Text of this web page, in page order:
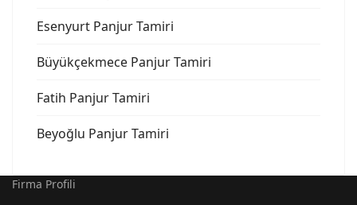
Esenyurt Panjur Tamiri
Büyükçekmece Panjur Tamiri
Fatih Panjur Tamiri
Beyoğlu Panjur Tamiri
Firma Profili